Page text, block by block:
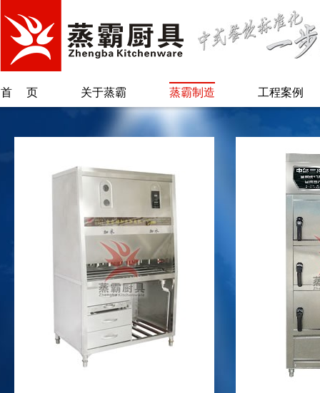
首页 关于蒸霸 蒸霸制造 工程案例
另类蒸霸
专利证书
烫粉/煲煮类
蒸汽炉系列
蒸锅台/肠粉类
自动加水加米
配套系列